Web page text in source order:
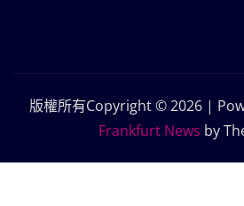
版權所有Copyright © 2026 |
Frankfurt News by